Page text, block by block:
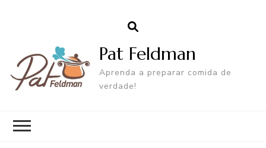
Pat Feldman
Aprenda a preparar comida de
verdade!